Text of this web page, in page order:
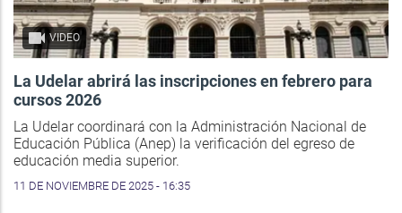
VIDEO
La Udelar abrirá las inscripciones en febrero para
cursos 2026
La Udelar coordinará con la Administración Nacional de
Educación Pública (Anep) la verificación del egreso de
educación media superior.
11 DE NOVIEMBRE DE 2025 - 16:35